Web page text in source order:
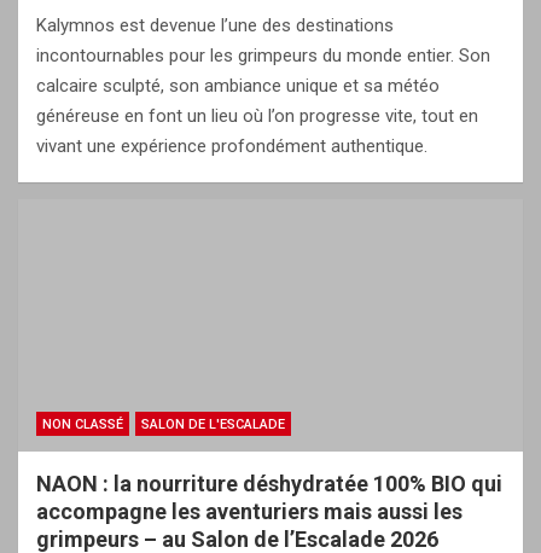
Kalymnos est devenue l’une des destinations
incontournables pour les grimpeurs du monde entier. Son
calcaire sculpté, son ambiance unique et sa météo
généreuse en font un lieu où l’on progresse vite, tout en
vivant une expérience profondément authentique.
NON CLASSÉ SALON DE L'ESCALADE
NAON : la nourriture déshydratée 100% BIO qui
accompagne les aventuriers mais aussi les
grimpeurs – au Salon de l’Escalade 2026